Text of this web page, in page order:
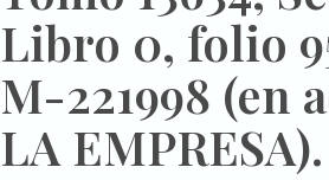
Libro 0, folio
M-221998 (en
LA EMPRESA).